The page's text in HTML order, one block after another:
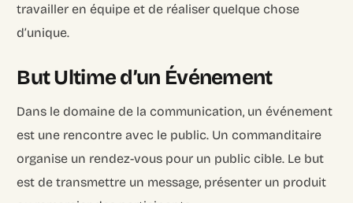
travailler en équipe et de réaliser quelque chose
d’unique.
But Ultime d’un Événement
Dans le domaine de la communication, un événement
est une rencontre avec le public. Un commanditaire
organise un rendez-vous pour un public cible. Le but
est de transmettre un message, présenter un produit